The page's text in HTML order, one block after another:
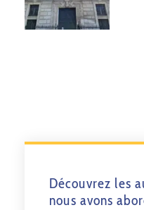
Découvrez les
nous avons